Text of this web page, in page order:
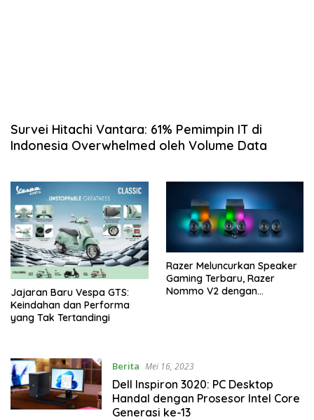
Survei Hitachi Vantara: 61% Pemimpin IT di
Indonesia Overwhelmed oleh Volume Data
Jajaran Baru Vespa GTS:
Keindahan dan Performa
yang Tak Tertandingi
Razer Meluncurkan Speaker
Gaming Terbaru, Razer
Nommo V2 dengan
Berita Mei 16, 2023
Dell Inspiron 3020: PC Desktop
Handal dengan Prosesor Intel Core
Generasi ke-13